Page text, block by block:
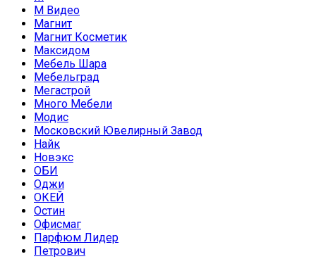
М Видео
Магнит
Магнит Косметик
Максидом
Мебель Шара
Мебельград
Мегастрой
Много Мебели
Модис
Московский Ювелирный Завод
Найк
Новэкс
ОБИ
Оджи
ОКЕЙ
Остин
Офисмаг
Парфюм Лидер
Петрович